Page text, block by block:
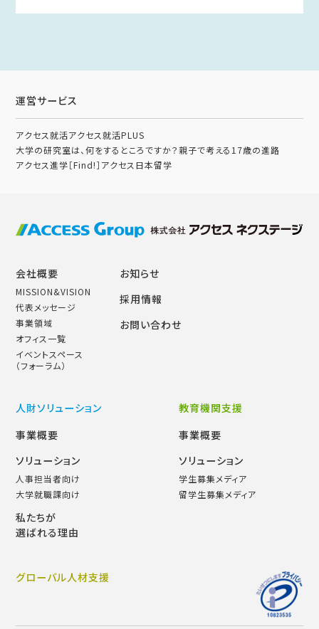
運営サービス
アクセス就活アクセス就活PLUS
大学の研究室は、何をするところですか？親子で考える17歳の進路
アクセス進学［Find!］ アクセス日本留学
会社概要
MISSION&VISION
代表メッセージ
事業領域
オフィス一覧
イベントスペース
（フォーラム）
お知らせ
採用情報
お問い合わせ
人財ソリューション
事業概要
ソリューション
人事担当者向け
大学就職課向け
私たちが
選ばれる理由
教育機関支援
事業概要
ソリューション
学生募集メディア
留学生募集メディア
グローバル人材支援